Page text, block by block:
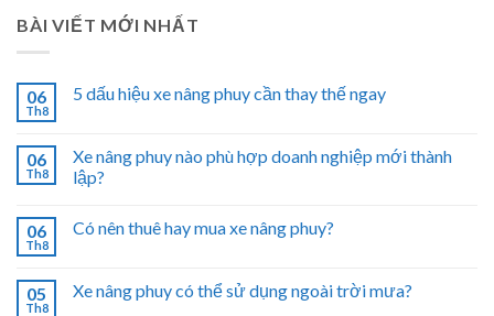
BÀI VIẾT MỚI NHẤT
06
Th8
5 dấu hiệu xe nâng phuy cần thay thế ngay
06
Th8
Xe nâng phuy nào phù hợp doanh nghiệp mới thành
lập?
06
Th8
Có nên thuê hay mua xe nâng phuy?
05
Th8
Xe nâng phuy có thể sử dụng ngoài trời mưa?